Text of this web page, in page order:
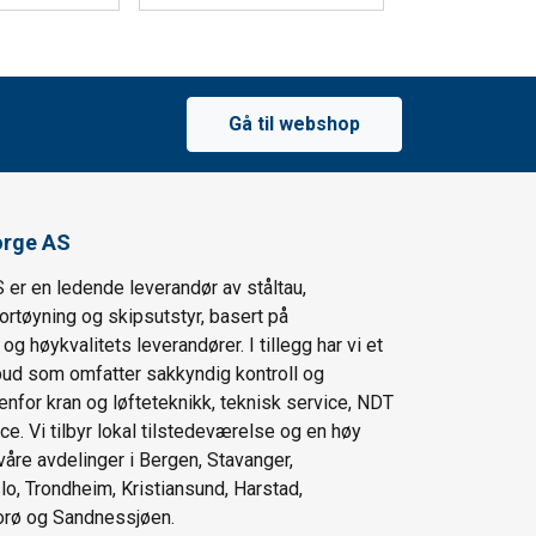
Gå til webshop
AS
er en ledende leverandør av ståltau,
og skipsutstyr, basert på
høykvalitets leverandører. I tillegg har vi et
som omfatter sakkyndig kontroll og
kran og løfteteknikk, teknisk service, NDT
Vi tilbyr lokal tilstedeværelse og en høy
avdelinger i Bergen, Stavanger,
Trondheim, Kristiansund, Harstad,
og Sandnessjøen.